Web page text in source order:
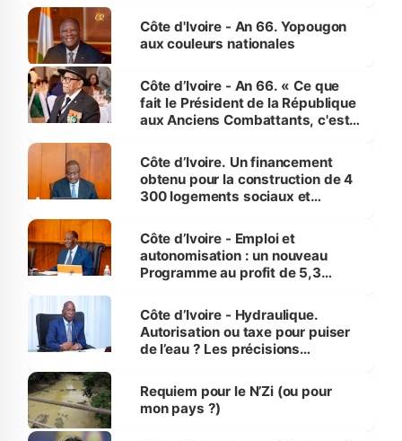
l'Etat de droit pour préserver les
vies humaines »
Côte d'Ivoire - An 66. Yopougon
aux couleurs nationales
Côte d’Ivoire - An 66. « Ce que
fait le Président de la République
aux Anciens Combattants, c'est
Côte d’Ivoire. Un financement
obtenu pour la construction de 4
300 logements sociaux et
et Yamoussoukro
Côte d’Ivoire - Emploi et
autonomisation : un nouveau
Programme au profit de 5,3
Côte d’Ivoire - Hydraulique.
Autorisation ou taxe pour puiser
de l’eau ? Les précisions
Requiem pour le N’Zi (ou pour
mon pays ?)